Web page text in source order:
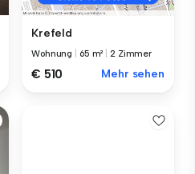
Krefeld
Wohnung 65 m² |2 Zimmer
€ 510 Mehr sehen